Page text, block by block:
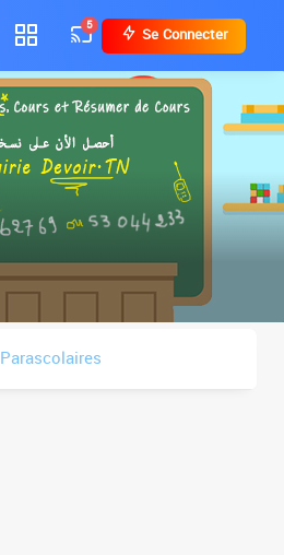
5 Se Connecter
Parascolaires